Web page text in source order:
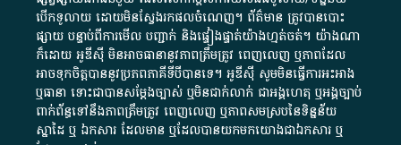
បើក​ទូលាយ​ ដោយ​មិនស្វែង​រក​ផល​ចំណេញ​។​ ព័ត៌មាន​ ត្រូវ​បាន​បោះ
ផ្សាយ​ បន្ទាប់​ពី​ការ​មើល​ បញ្ជាក់​ និង​ផ្ទៀងផ្ទាត់​យ៉ាង​ហ្មត់ចត់​។​ យ៉ាងណា​
ក៏​ដោយ​ អូ​ឌី​ស៊ី​ មិន​អាច​ធានា​នូវ​ភាព​ត្រឹមត្រូវ​ ពេញលេញ​ ឬ​ភាព​ដែល​
អាច​ទុកចិត្ត​បាននូវ​ប្រភព​ភាគី​ទី​បី​បាន​ទេ​។​ អូ​ឌី​ស៊ី​ សូម​មិន​ធ្វើការ​អះអាង​
ឬ​ធានា​ ទោះជា​បាន​សម្តែង​ច្បាស់​ ឬ​មិន​ជាក់លាក់​ ជា​អង្គហេតុ​ ឬ​អង្គច្បាប់​
ពាក់ព័ន្ធ​ទៅ​នឹង​ភាព​ត្រឹមត្រូវ​ ពេញលេញ​ ឬ​ភាព​សម​ស្រប​នៃ​ទិន្នន័យ​
ស្នាដៃ​ ឬ​ ឯកសារ​ ដែល​មាន​ ឬ​ដែល​បាន​យក​មក​យោង​ជា​ឯកសារ​ ឬ​